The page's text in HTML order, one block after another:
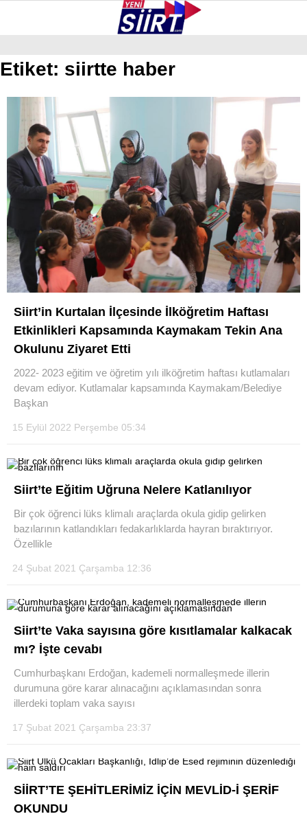
WhatsApp İhbar Hattı
Facebook
Instagram
GALERİ VİDEO YAZARLAR
KURTALAN
ERUH
BAYKAN
PERVARI
ŞIRVAN
TILLO
GÜNDEM
NÖBETÇI ECZANELER
Etiket: siirtte haber
Siirt’in Kurtalan İlçesinde İlköğretim Haftası
Etkinlikleri Kapsamında Kaymakam Tekin Ana
Okulunu Ziyaret Etti
2022- 2023 eğitim ve öğretim yılı ilköğretim haftası kutlamaları
devam ediyor. Kutlamalar kapsamında Kaymakam/Belediye
Başkan
15 Eylül 2022 Perşembe 05:34
Siirt’te Eğitim Uğruna Nelere Katlanılıyor
Bir çok öğrenci lüks klimalı araçlarda okula gidip gelirken
bazılarının katlandıkları fedakarlıklarda hayran bıraktırıyor.
Özellikle
24 Şubat 2021 Çarşamba 12:36
Siirt’te Vaka sayısına göre kısıtlamalar kalkacak
mı? İşte cevabı
Cumhurbaşkanı Erdoğan, kademeli normalleşmede illerin
durumuna göre karar alınacağını açıklamasından sonra
illerdeki toplam vaka sayısı
17 Şubat 2021 Çarşamba 23:37
SİİRT’TE ŞEHİTLERİMİZ İÇİN MEVLİD-İ ŞERİF
OKUNDU